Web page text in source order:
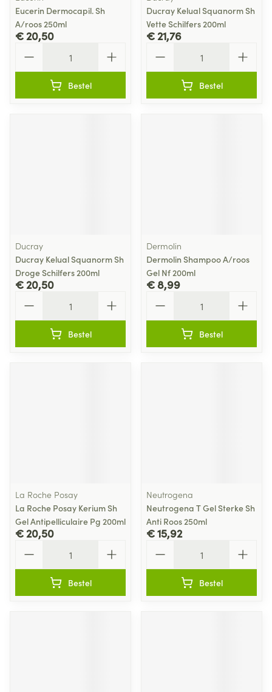
Eucerin Dermocapil. Sh
A/roos 250ml
€ 20,50
Bestel
Ducray Kelual Squanorm Sh
Vette Schilfers 200ml
€ 21,76
Bestel
Ducray
Ducray Kelual Squanorm Sh
Droge Schilfers 200ml
€ 20,50
Bestel
Dermolin
Dermolin Shampoo A/roos
Gel Nf 200ml
€ 8,99
Bestel
La Roche Posay
La Roche Posay Kerium Sh
Gel Antipelliculaire Pg 200ml
€ 20,50
Bestel
Neutrogena
Neutrogena T Gel Sterke Sh
Anti Roos 250ml
€ 15,92
Bestel